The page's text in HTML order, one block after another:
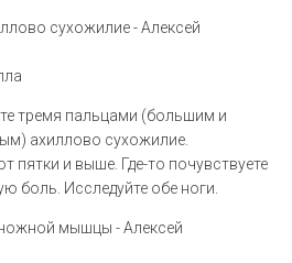
тремя пальцами (большим и
ахиллово сухожилие.
пятки и выше. Где-то почувствуете
боль. Исследуйте обе ноги.